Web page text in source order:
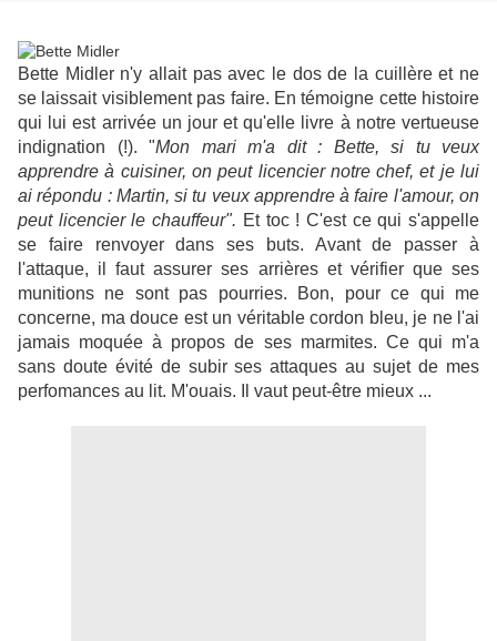
Bette Midler n'y allait pas avec le dos de la cuillère et ne
se laissait visiblement pas faire. En témoigne cette histoire
qui lui est arrivée un jour et qu'elle livre à notre vertueuse
indignation (!). "Mon mari m'a dit : Bette, si tu veux
apprendre à cuisiner, on peut licencier notre chef, et je lui
ai répondu : Martin, si tu veux apprendre à faire l'amour, on
peut licencier le chauffeur". Et toc ! C'est ce qui s'appelle
se faire renvoyer dans ses buts. Avant de passer à
l'attaque, il faut assurer ses arrières et vérifier que ses
munitions ne sont pas pourries. Bon, pour ce qui me
concerne, ma douce est un véritable cordon bleu, je ne l'ai
jamais moquée à propos de ses marmites. Ce qui m'a
sans doute évité de subir ses attaques au sujet de mes
perfomances au lit. M'ouais. Il vaut peut-être mieux ...